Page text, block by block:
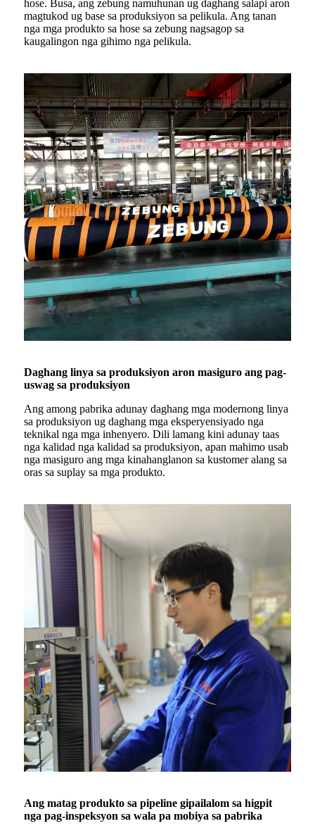
hose. Busa, ang zebung namuhunan ug daghang salapi aron
magtukod ug base sa produksiyon sa pelikula. Ang tanan
nga mga produkto sa hose sa zebung nagsagop sa
kaugalingon nga gihimo nga pelikula.
Daghang linya sa produksiyon aron masiguro ang pag-
uswag sa produksiyon
Ang among pabrika adunay daghang mga modernong linya
sa produksiyon ug daghang mga eksperyensiyado nga
teknikal nga mga inhenyero. Dili lamang kini adunay taas
nga kalidad nga kalidad sa produksiyon, apan mahimo usab
nga masiguro ang mga kinahanglanon sa kustomer alang sa
oras sa suplay sa mga produkto.
Ang matag produkto sa pipeline gipailalom sa higpit
nga pag-inspeksyon sa wala pa mobiya sa pabrika